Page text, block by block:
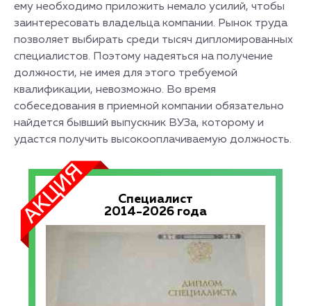
ему необходимо приложить немало усилий, чтобы
заинтересовать владельца компании. Рынок труда
позволяет выбирать среди тысяч дипломированных
специалистов. Поэтому надеяться на получение
должности, не имея для этого требуемой
квалификации, невозможно. Во время
собеседования в приемной компании обязательно
найдется бывший выпускник ВУЗа, которому и
удастся получить высокооплачиваемую должность.
Специалист
2014-2026 года